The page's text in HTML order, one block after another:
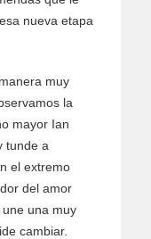
nueva etapa
muy
la
mayor Ian
tunde a
el extremo
del amor
una muy
cambiar.